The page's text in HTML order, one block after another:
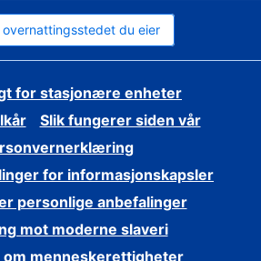
du eier
for stasjonære enheter
Slik fungerer siden vår
for informasjonskapsler
personlige anbefalinger
mot moderne slaveri
menneskerettigheter